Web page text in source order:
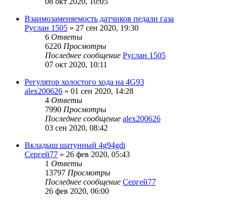
Взаимозаменяемость датчиков педали газа
Руслан 1505 » 27 сен 2020, 19:30
6 Ответы
6220 Просмотры
Последнее сообщение Руслан 1505
07 окт 2020, 10:11
Регулятор холостого хода на 4G93
alex200626 » 01 сен 2020, 14:28
4 Ответы
7990 Просмотры
Последнее сообщение alex200626
03 сен 2020, 08:42
Вкладыш шатунный 4g94gdi
Сергей77 » 26 фев 2020, 05:43
1 Ответы
13797 Просмотры
Последнее сообщение Сергей77
26 фев 2020, 06:00